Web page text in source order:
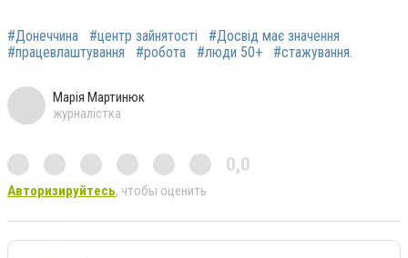
#Донеччина #центр зайнятості
#Досвід має значення
#працевлаштування
#робота #люди 50+ #стажування.
Марія Мартинюк
журналістка
0,0
Авторизируйтесь, чтобы оценить